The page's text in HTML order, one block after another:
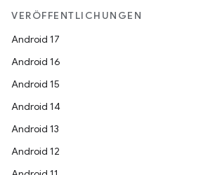
VERÖFFENTLICHUNGEN
Android 17
Android 16
Android 15
Android 14
Android 13
Android 12